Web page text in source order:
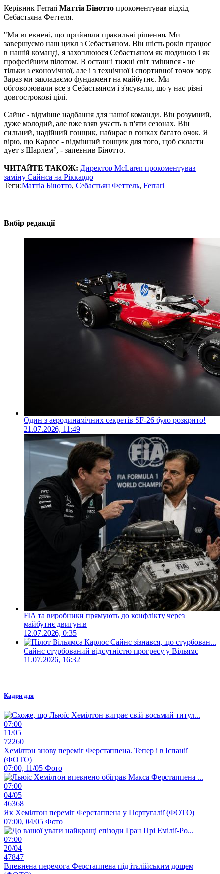
Керівник Ferrari Маттіа Бінотто прокоментував відхід
Себастьяна Феттеля.
"Ми впевнені, що прийняли правильні рішення. Ми
завершуємо наш цикл з Себастьяном. Він шість років працює
в нашій команді, я захоплююся Себастьяном як людиною і як
професійним пілотом. В останні тижні світ змінився - не
тільки з економічної, але і з технічної і спортивної точок зору.
Зараз ми закладаємо фундамент на майбутнє. Ми
обговорювали все з Себастьяном і з'ясували, що у нас різні
довгострокові цілі.
Сайнс - відмінне надбання для нашої команди. Він розумний,
дуже молодий, але вже взяв участь в п'яти сезонах. Він
сильний, надійний гонщик, набирає в гонках багато очок. Я
вірю, що Карлос - відмінний гонщик для того, щоб скласти
дует з Шарлем", - запевнив Бінотто.
ЧИТАЙТЕ ТАКОЖ: Директор McLaren прокоментував
заміну Сайнса на Ріккардо
Теги:Маттіа Бінотто, Себастьян Феттель, Ferrari
Вибір редакції
Один з аеродинамічних секретів SF-26 було розкрито!
21.07.2026, 11:49
FIA та виробники прямують до конфлікту через
майбутнє двигунів
12.07.2026, 0:35
Сайнс стурбований відсутністю прогресу у Вільямс
11.07.2026, 16:32
Кадри дня
07:00
11/05
72260
Хемілтон знову переміг Ферстаппена. Тепер і в Іспанії
(ФОТО)
07:00, 11/05 Фото
07:00
04/05
46368
Як Хемілтон переміг Ферстаппена у Португалії (ФОТО)
07:00, 04/05 Фото
07:00
20/04
47847
Впевнена перемога Ферстаппена під італійським дощем